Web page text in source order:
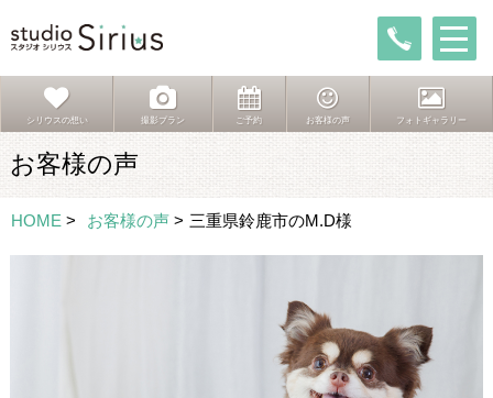
シリウスの想い 撮影プラン ご予約 お客様の声 フォトギャラリー
お客様の声
HOME > お客様の声 > 三重県鈴鹿市のM.D様